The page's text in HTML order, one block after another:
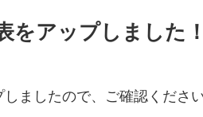
アップしました！
ましたので、ご確認ください